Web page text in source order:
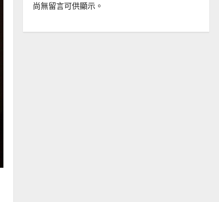
尚無留言可供顯示。